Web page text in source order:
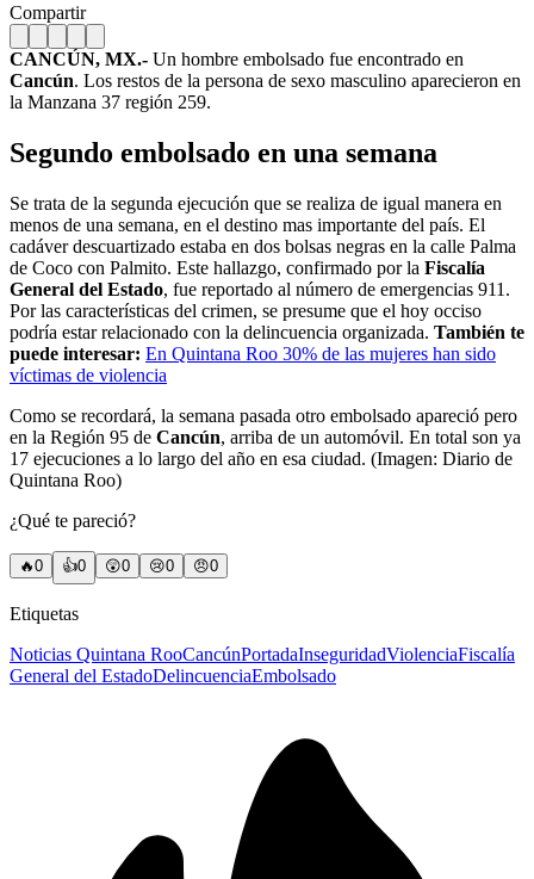
Compartir
CANCÚN, MX.- Un hombre embolsado fue encontrado en
Cancún. Los restos de la persona de sexo masculino aparecieron en
la Manzana 37 región 259.
Segundo embolsado en una semana
Se trata de la segunda ejecución que se realiza de igual manera en
menos de una semana, en el destino mas importante del país. El
cadáver descuartizado estaba en dos bolsas negras en la calle Palma
de Coco con Palmito. Este hallazgo, confirmado por la Fiscalía
General del Estado, fue reportado al número de emergencias 911.
Por las características del crimen, se presume que el hoy occiso
podría estar relacionado con la delincuencia organizada. También te
puede interesar: En Quintana Roo 30% de las mujeres han sido
víctimas de violencia
Como se recordará, la semana pasada otro embolsado apareció pero
en la Región 95 de Cancún, arriba de un automóvil. En total son ya
17 ejecuciones a lo largo del año en esa ciudad. (Imagen: Diario de
Quintana Roo)
¿Qué te pareció?
🔥0 👍0 😲0 😢0 😠0
Etiquetas
Noticias Quintana RooCancúnPortadaInseguridadViolenciaFiscalía
General del EstadoDelincuenciaEmbolsado